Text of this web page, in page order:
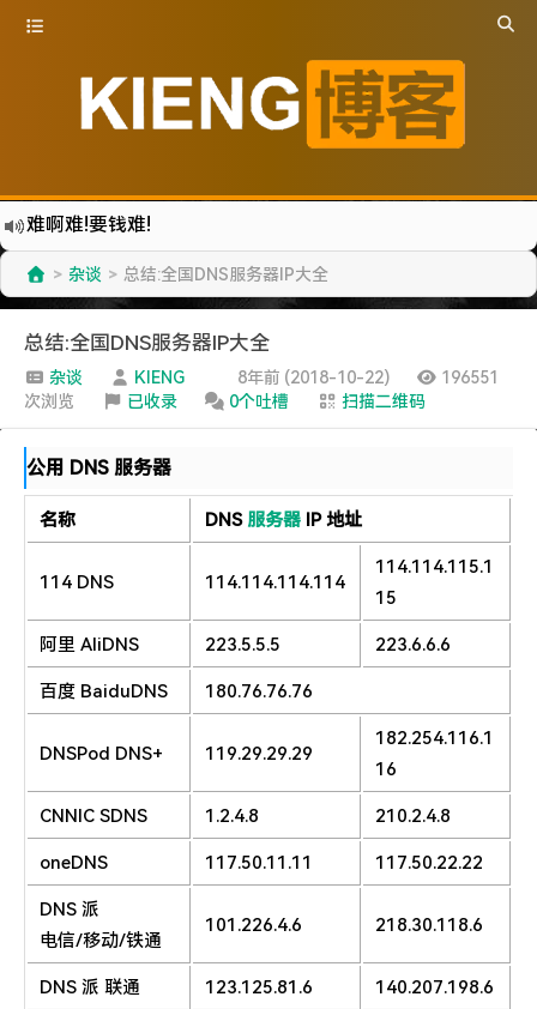
难啊难!要钱难!
更新到WordPress5.6啦
有点伤心了,今年净遇到王某海这种人.
难啊难...
七牛的JS SDK 的文档真坑啊.
蓝奏云分享部分地区无法访问需手动修改www.lanzous.com变为:www.lanzoux.com
遇见一个沙雕汽车人.
2022-09-04被罚款200元记6分.
特么的.电脑风扇坏了.快递还全部停发.太难了...求求了.疫情赶紧走吧.
> 杂谈 > 总结:全国DNS服务器IP大全
总结:全国DNS服务器IP大全
杂谈 KIENG 8年前 (2018-10-22)
196551
次浏览
已收录 0个吐槽 扫描二维码
公用 DNS 服务器
名称 DNS 服务器 IP 地址
114 DNS 114.114.114.114
114.114.115.1
15
阿里 AliDNS 223.5.5.5 223.6.6.6
百度 BaiduDNS 180.76.76.76
DNSPod DNS+ 119.29.29.29
182.254.116.1
16
CNNIC SDNS 1.2.4.8 210.2.4.8
oneDNS 117.50.11.11 117.50.22.22
DNS 派
电信/移动/铁通
101.226.4.6 218.30.118.6
DNS 派 联通 123.125.81.6 140.207.198.6